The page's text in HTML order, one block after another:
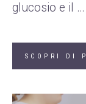
glucosio e il …
SCOPRI DI